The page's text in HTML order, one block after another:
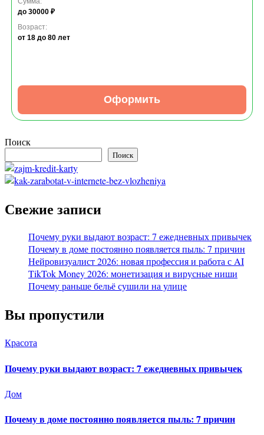
до 30000 ₽
Возраст:
от 18 до 80 лет
Оформить
Поиск
Поиск
Свежие записи
Почему руки выдают возраст: 7 ежедневных привычек
Почему в доме постоянно появляется пыль: 7 причин
Нейровизуалист 2026: новая профессия и работа с AI
TikTok Money 2026: монетизация и вирусные ниши
Почему раньше бельё сушили на улице
Вы пропустили
Красота
Почему руки выдают возраст: 7 ежедневных привычек
Дом
Почему в доме постоянно появляется пыль: 7 причин